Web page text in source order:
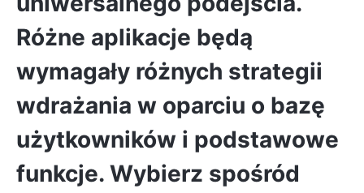
Różne aplikacje będą
wymagały różnych strategii
wdrażania w oparciu o bazę
użytkowników i podstawowe
funkcje. Wybierz spośród